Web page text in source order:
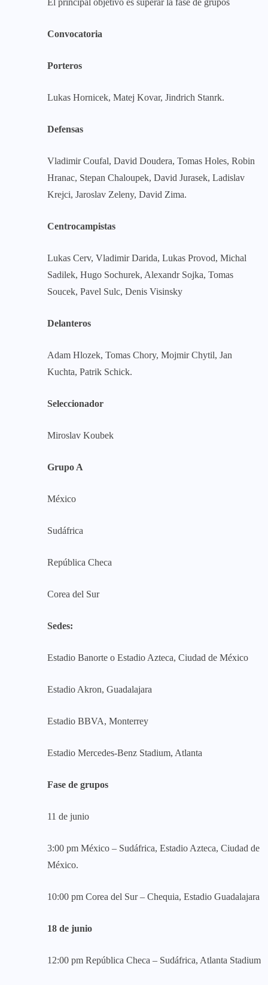
Convocatoria
Porteros
Lukas Hornicek, Matej Kovar, Jindrich Stanrk.
Defensas
Vladimir Coufal, David Doudera, Tomas Holes, Robin
Hranac, Stepan Chaloupek, David Jurasek, Ladislav
Krejci, Jaroslav Zeleny, David Zima.
Centrocampistas
Lukas Cerv, Vladimir Darida, Lukas Provod, Michal
Sadilek, Hugo Sochurek, Alexandr Sojka, Tomas
Soucek, Pavel Sulc, Denis Visinsky
Delanteros
Adam Hlozek, Tomas Chory, Mojmir Chytil, Jan
Kuchta, Patrik Schick.
Seleccionador
Miroslav Koubek
Grupo A
México
Sudáfrica
República Checa
Corea del Sur
Sedes:
Estadio Banorte o Estadio Azteca, Ciudad de México
Estadio Akron, Guadalajara
Estadio BBVA, Monterrey
Estadio Mercedes-Benz Stadium, Atlanta
Fase de grupos
11 de junio
3:00 pm México – Sudáfrica, Estadio Azteca, Ciudad de
México.
10:00 pm Corea del Sur – Chequia, Estadio Guadalajara
18 de junio
12:00 pm República Checa – Sudáfrica, Atlanta Stadium